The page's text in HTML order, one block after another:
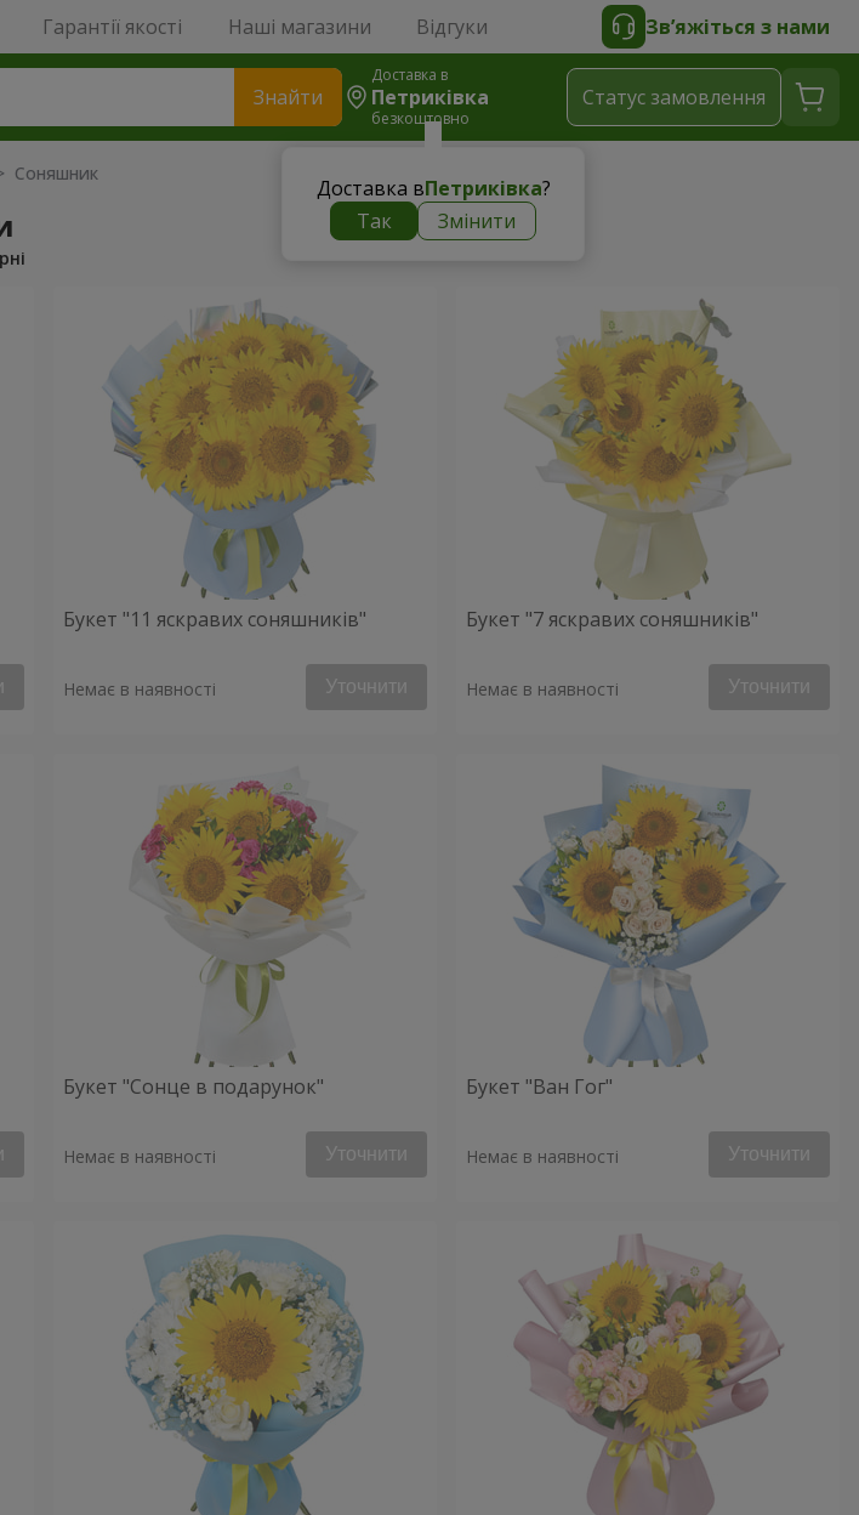
Гарантії якості Наші магазини Відгуки Зв’яжіться з нами
Знайти
Доставка в
Петриківка
безкоштовно
Доставка вПетриківка?
Так
Змінити
Статус замовлення
Соняшник
Букет "11 яскравих соняшників"
Немає в наявності Уточнити
Букет "7 яскравих соняшників"
Немає в наявності Уточнити
Букет "Сонце в подарунок"
Немає в наявності Уточнити
Букет "Ван Гог"
Немає в наявності Уточнити